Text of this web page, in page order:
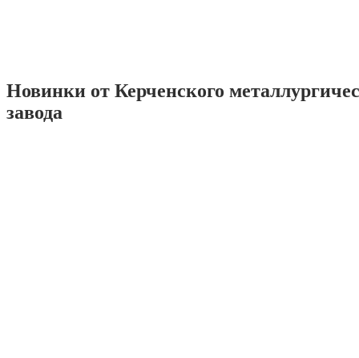
Новинки от Керченского
завода